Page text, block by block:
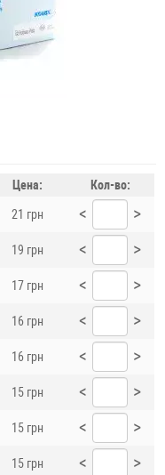
Цена: Кол-во:
21 грн < >
19 грн < >
17 грн < >
16 грн < >
16 грн < >
15 грн < >
15 грн < >
15 грн < >